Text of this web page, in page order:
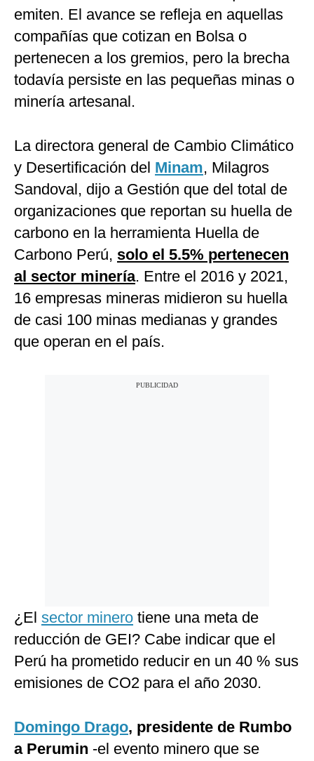
emiten. El avance se refleja en aquellas
compañías que cotizan en Bolsa o
pertenecen a los gremios, pero la brecha
todavía persiste en las pequeñas minas o
minería artesanal.
La directora general de Cambio Climático
y Desertificación del Minam, Milagros
Sandoval, dijo a Gestión que del total de
organizaciones que reportan su huella de
carbono en la herramienta Huella de
Carbono Perú, solo el 5.5% pertenecen
al sector minería. Entre el 2016 y 2021,
16 empresas mineras midieron su huella
de casi 100 minas medianas y grandes
que operan en el país.
¿El sector minero tiene una meta de
reducción de GEI? Cabe indicar que el
Perú ha prometido reducir en un 40 % sus
emisiones de CO2 para el año 2030.
Domingo Drago, presidente de Rumbo
a Perumin -el evento minero que se